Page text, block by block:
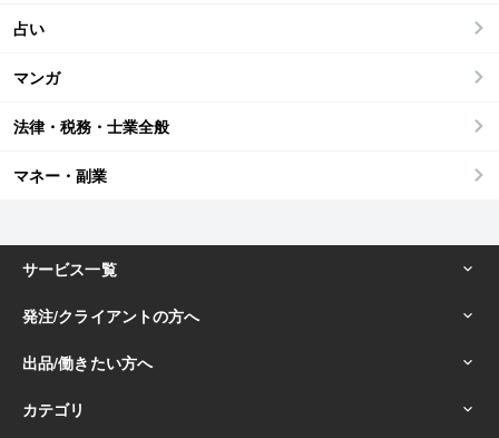
占い
マンガ
法律・税務・士業全般
マネー・副業